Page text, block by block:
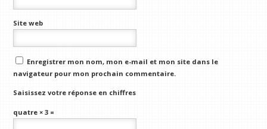
Site web
Enregistrer mon nom, mon e-mail et mon site dans le
navigateur pour mon prochain commentaire.
Saisissez votre réponse en chiffres
quatre × 3 =